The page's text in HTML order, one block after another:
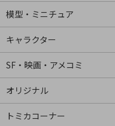
模型・ミニチュア
キャラクター
SF・映画・アメコミ
オリジナル
トミカコーナー